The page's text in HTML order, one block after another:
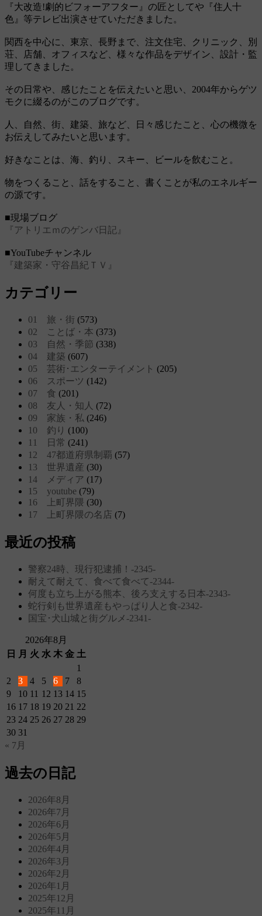
『大改造!劇的ビフォーアフター』の匠としてや『住人十
色』等テレビ出演させていただきました。
関西を中心に、東京、長野まで、注文住宅、クリニック、別
荘、店舗、オフィスなど、様々な作品をデザイン、設計・監
理してきました。
その日常や、感じたことを伝えたいと思い、2004年からゲツ
モクに綴るのがこのブログです。
人、自然、街、建築、旅など、日々感じたこと、心の機微を
お伝えしてみたいと思います。
好きなことは、海、釣り、スキー、ビールを飲むこと。
物をつくること、話をすること、書くことが私のエネルギー
の源です。
■現場ブログ
『アトリエｍのゲンバ日記』
■YouTubeチャンネル
『建築家・守谷昌紀ＴＶ』
カテゴリー
01 旅・街 (573)
02 ことば・本 (373)
03 自然・季節 (338)
04 建築 (607)
05 芸術･エンターテイメント (205)
06 スポーツ (142)
07 食 (201)
08 友人・知人 (72)
09 家族・私 (246)
10 釣り (100)
11 日常 (241)
12 47都道府県制覇 (57)
13 世界遺産 (30)
14 メディア (17)
15 youtube (79)
16 上町界隈 (30)
17 上町界隈の名店 (7)
最近の投稿
警察24時、現行犯逮捕！‐2345‐
耐えて耐えて、食べて食べて‐2344‐
何度も立ち上がる熊本、後ろ支えする日本‐2343‐
蛇行剣も世界遺産もやっぱり人と食‐2342‐
国宝･犬山城と街グルメ‐2341‐
2026年8月
日
月 火 水 木 金 土
1
2
3 4 5 6 7
8
9
10 11 12 13 14 15
16 17 18 19 20 21 22
23 24 25 26 27 28 29
30 31
« 7月
過去の日記
2026年8月
2026年7月
2026年6月
2026年5月
2026年4月
2026年3月
2026年2月
2026年1月
2025年12月
2025年11月